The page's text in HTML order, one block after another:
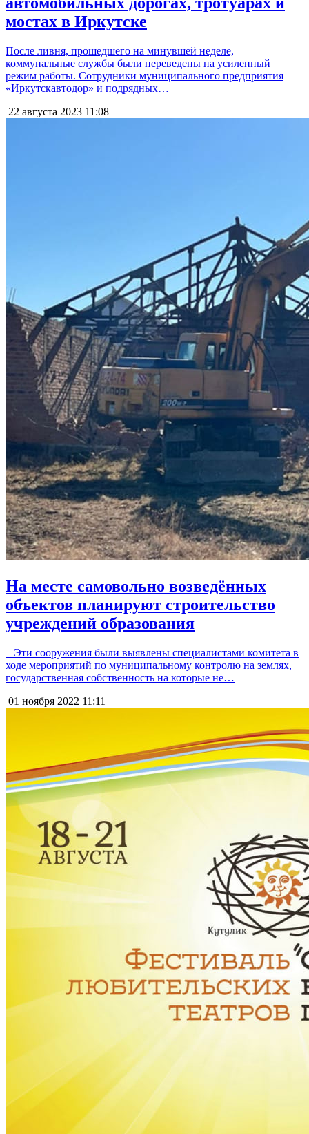
мостах в Иркутске
После ливня, прошедшего на минувшей неделе,
коммунальные службы были переведены на усиленный
режим работы. Сотрудники муниципального предприятия
«Иркутскавтодор» и подрядных…
22 августа 2023 11:08
На месте самовольно возведённых
объектов планируют строительство
учреждений образования
– Эти сооружения были выявлены специалистами комитета в
ходе мероприятий по муниципальному контролю на землях,
государственная собственность на которые не…
01 ноября 2022 11:11